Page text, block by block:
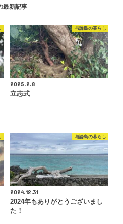
最新記事
与論島の暮らし
2025.2.8
立志式
与論島の暮らし
2024.12.31
2024年もありがとうございまし
た！